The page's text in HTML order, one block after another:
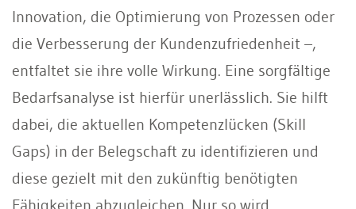
Innovation, die Optimierung von Prozessen oder
die Verbesserung der Kundenzufriedenheit –,
entfaltet sie ihre volle Wirkung. Eine sorgfältige
Bedarfsanalyse ist hierfür unerlässlich. Sie hilft
dabei, die aktuellen Kompetenzlücken (Skill
Gaps) in der Belegschaft zu identifizieren und
diese gezielt mit den zukünftig benötigten
Fähigkeiten abzugleichen. Nur so wird